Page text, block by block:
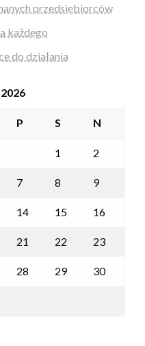
przedsiębiorców
każdego
do działania
P S N
1 2
7 8 9
14 15 16
21 22 23
28 29 30